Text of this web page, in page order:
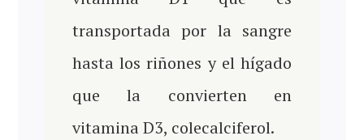
transportada por la sangre
hasta los riñones y el hígado
que la convierten en
vitamina D3, colecalciferol.